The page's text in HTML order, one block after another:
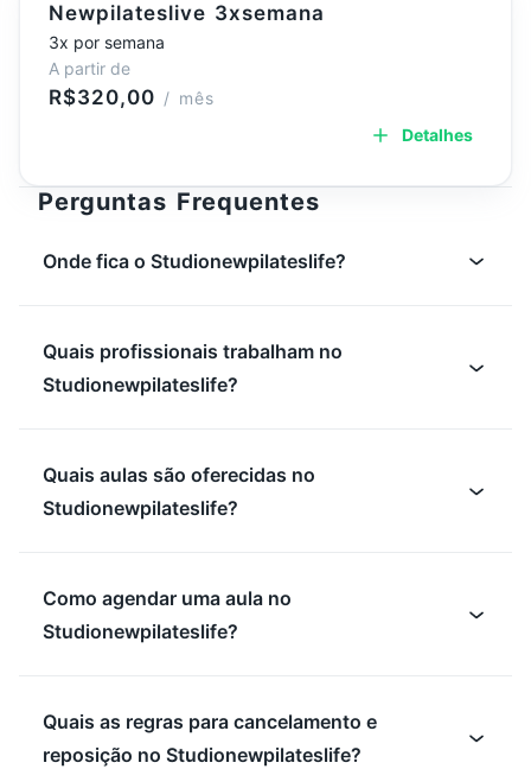
Newpilateslive 3xsemana
3x por semana
A partir de
R$320,00 / mês
Detalhes
Perguntas Frequentes
Onde fica o Studionewpilateslife?
Quais profissionais trabalham no
Studionewpilateslife?
Quais aulas são oferecidas no
Studionewpilateslife?
Como agendar uma aula no
Studionewpilateslife?
Quais as regras para cancelamento e
reposição no Studionewpilateslife?